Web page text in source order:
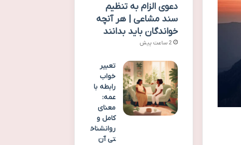
دعوی الزام به تنظیم
سند مشاعی | هر آنچه
خواندگان باید بدانند
2 ساعت پیش
تعبیر
خواب
رابطه با
عمه:
معنای
کامل و
روانشناخ
تی آن